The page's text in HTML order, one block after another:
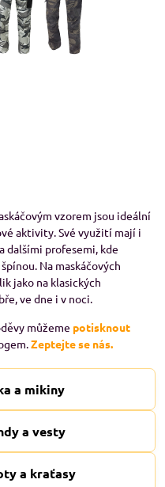
vzorem jsou ideální
aktivity. Své využití mají i
dalšími profesemi, kde
Na maskáčových
jako na klasických
ve dne i v noci.
můžeme potisknout
Zeptejte se nás.
a mikiny
a vesty
a kraťasy